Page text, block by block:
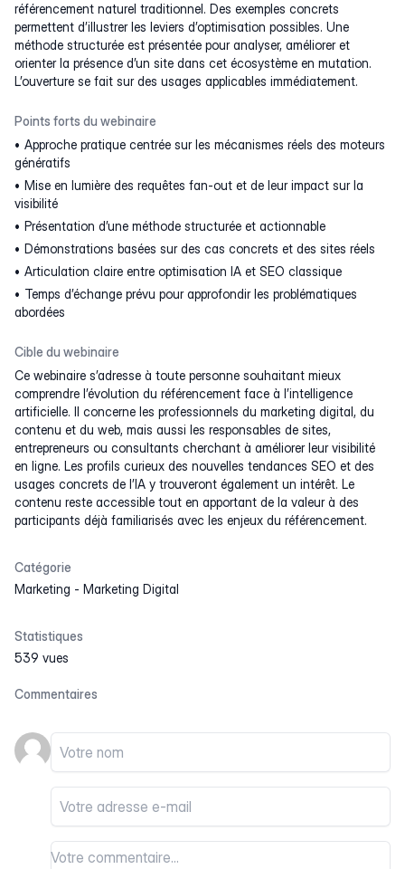
référencement naturel traditionnel. Des exemples concrets
permettent d’illustrer les leviers d’optimisation possibles. Une
méthode structurée est présentée pour analyser, améliorer et
orienter la présence d’un site dans cet écosystème en mutation.
L’ouverture se fait sur des usages applicables immédiatement.
Points forts du webinaire
Approche pratique centrée sur les mécanismes réels des moteurs
génératifs
Mise en lumière des requêtes fan-out et de leur impact sur la
visibilité
Présentation d’une méthode structurée et actionnable
Démonstrations basées sur des cas concrets et des sites réels
Articulation claire entre optimisation IA et SEO classique
Temps d’échange prévu pour approfondir les problématiques
abordées
Cible du webinaire
Ce webinaire s’adresse à toute personne souhaitant mieux
comprendre l’évolution du référencement face à l’intelligence
artificielle. Il concerne les professionnels du marketing digital, du
contenu et du web, mais aussi les responsables de sites,
entrepreneurs ou consultants cherchant à améliorer leur visibilité
en ligne. Les profils curieux des nouvelles tendances SEO et des
usages concrets de l’IA y trouveront également un intérêt. Le
contenu reste accessible tout en apportant de la valeur à des
participants déjà familiarisés avec les enjeux du référencement.
Catégorie
Marketing - Marketing Digital
Statistiques
539 vues
Commentaires
Votre nom
Votre email
Votre commentaire
Votre commentaire